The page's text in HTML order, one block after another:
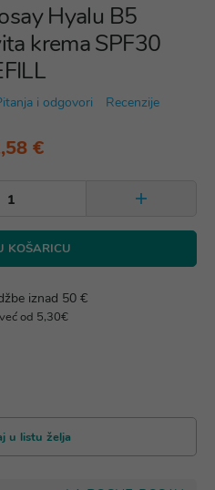
Hyalu B5
krema SPF30
i odgovori Recenzije
€
KOŠARICU
iznad 50 €
od 5,30€
u listu želja